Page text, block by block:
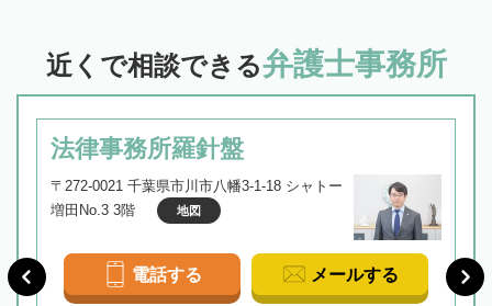
近くで相談できる弁護士事務所
法律事務所羅針盤
〒272-0021 千葉県市川市八幡3-1-18 シャトー
増田No.3 3階
地図
電話する メールする